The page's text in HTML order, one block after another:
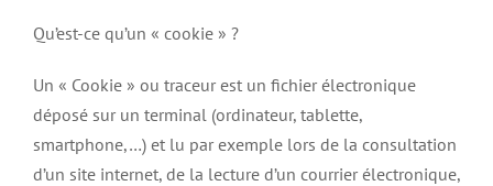
Qu’est-ce qu’un « cookie » ?
Un « Cookie » ou traceur est un fichier électronique
déposé sur un terminal (ordinateur, tablette,
smartphone,…) et lu par exemple lors de la consultation
d’un site internet, de la lecture d’un courrier électronique,